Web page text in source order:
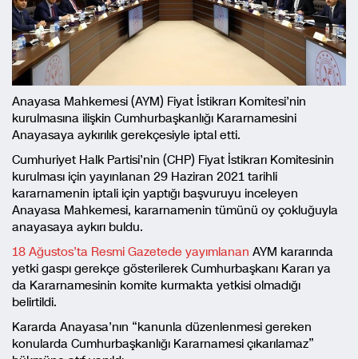
Anayasa Mahkemesi (AYM) Fiyat İstikrarı Komitesi’nin
kurulmasına ilişkin Cumhurbaşkanlığı Kararnamesini
Anayasaya aykırılık gerekçesiyle iptal etti.
Cumhuriyet Halk Partisi’nin (CHP) Fiyat İstikrarı Komitesinin
kurulması için yayınlanan 29 Haziran 2021 tarihli
kararnamenin iptali için yaptığı başvuruyu inceleyen
Anayasa Mahkemesi, kararnamenin tümünü oy çokluğuyla
anayasaya aykırı buldu.
18 Ağustos’ta Resmi Gazetede yayımlanan AYM kararında
yetki gaspı gerekçe gösterilerek Cumhurbaşkanı Kararı ya
da Kararnamesinin komite kurmakta yetkisi olmadığı
belirtildi.
Kararda Anayasa’nın “kanunla düzenlenmesi gereken
konularda Cumhurbaşkanlığı Kararnamesi çıkarılamaz”